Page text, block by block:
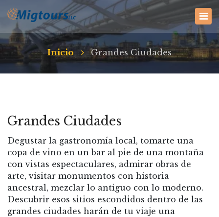
Inicio Grandes Ciudades
Grandes Ciudades
Degustar la gastronomía local, tomarte una
copa de vino en un bar al pie de una montaña
con vistas espectaculares, admirar obras de
arte, visitar monumentos con historia
ancestral, mezclar lo antiguo con lo moderno.
Descubrir esos sitios escondidos dentro de las
grandes ciudades harán de tu viaje una